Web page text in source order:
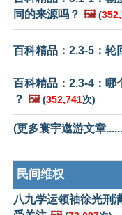
同的来源吗？ 🖼️ (
百科精品：2.3-5：轮
百科精品：2.3-4：哪
？ 🖼️ (352,741次)
(更多寰宇遨游文章
民间维权
八九学运领袖徐光刑